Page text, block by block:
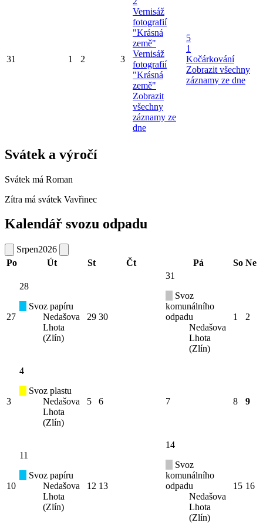
31 1 2 3
Vernisáž
fotografií
"Krásná
země"
Vernisáž
fotografií
"Krásná
země"
Zobrazit
všechny
záznamy ze
dne
5
1
Kočárkování
Zobrazit všechny
záznamy ze dne
Svátek a výročí
Svátek má Roman
Zítra má svátek Vavřinec
Kalendář svozu odpadu
Srpen2026
Po
Út St Čt Pá So Ne
27
28
Svoz papíru
Nedašova
Lhota
(Zlín)
29 30
31
Svoz
komunálního
odpadu
Nedašova
Lhota
(Zlín)
1 2
3
4
Svoz plastu
Nedašova
Lhota
(Zlín)
5 6 7 8 9
10
11
Svoz papíru
Nedašova
Lhota
(Zlín)
12 13
14
Svoz
komunálního
odpadu
Nedašova
Lhota
(Zlín)
15 16